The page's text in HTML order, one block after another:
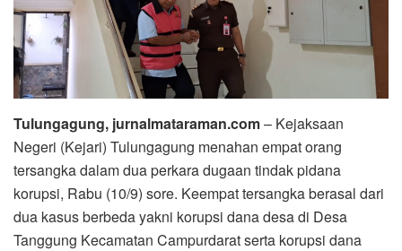
Tulungagung, jurnalmataraman.com– Kejaksaan
Negeri (Kejari) Tulungagung menahan empat orang
tersangka dalam dua perkara dugaan tindak pidana
korupsi, Rabu (10/9) sore. Keempat tersangka berasal dari
dua kasus berbeda yakni korupsi dana desa di Desa
Tanggung Kecamatan Campurdarat serta korupsi dana